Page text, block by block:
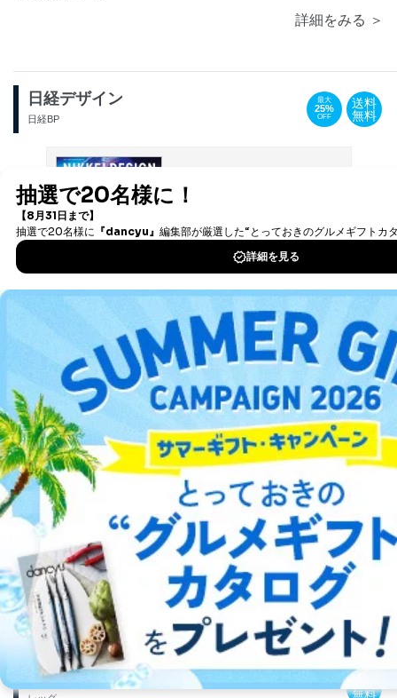
詳細をみる ＞
日経デザイン
日経BP
最大
25%
OFF
送料
無料
2026/07/24発売の目次
参考価格： 3,300円 定期購読(1年プラン)なら1冊：2,483円
No Design,No Business.──
詳細をみる ＞
2026/06/24
発売号
2026/05/24
発売号
2026/04/24
発売号
2026/03/24
発売号
宝石の四季
無料